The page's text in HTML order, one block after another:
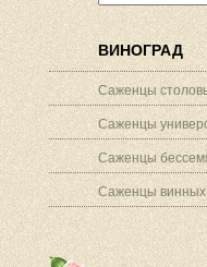
ВИНОГРАД
Саженцы
Саженцы
Саженцы
Саженцы винных